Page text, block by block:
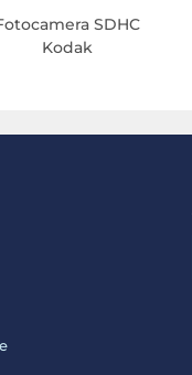
SDHC
Kodak